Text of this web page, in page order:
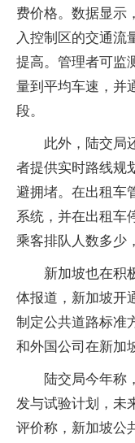
费价格。数据显示
入控制区的交通流
提高。管理者可监
量到平均车速，并
段。
此外，陆交局
者提供实时路线规
避拥堵。在出租车
系统，并在出租车
乘客排队人数多少
新加坡也在积
体报道，新加坡开
制定公共道路标准
和外国公司在新加
陆交局今年称
发与试验计划，未
评价称，新加坡公